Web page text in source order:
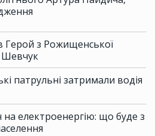
Герой з Рожищенської
Шевчук
патрульні затримали водія
електроенергію: що буде з